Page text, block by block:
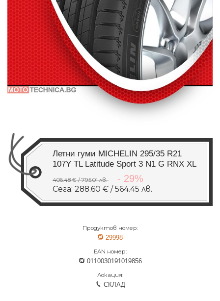
Летни гуми MICHELIN 295/35 R21
107Y TL Latitude Sport 3 N1 G RNX XL
406.48 € / 795.01 лв. - 29%
Сега: 288.60 € / 564.45 лв.
Продуктов номер:
29998
EAN номер:
0110030191019856
Локация:
СКЛАД